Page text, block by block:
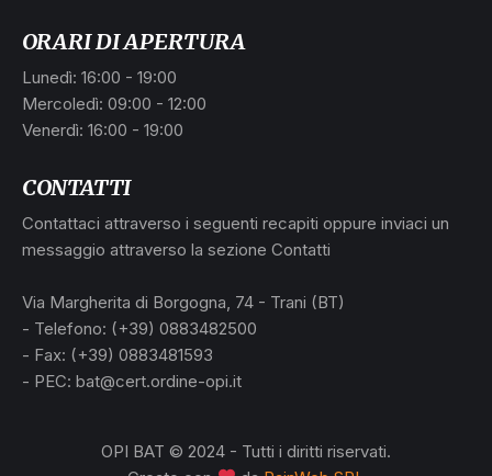
CONTATTI
Contattaci attraverso i seguenti recapiti oppure inviaci un
messaggio attraverso la sezione Contatti
Via Margherita di Borgogna, 74 - Trani (BT)
- Telefono: (+39) 0883482500
- Fax: (+39) 0883481593
- PEC: bat@cert.ordine-opi.it
ORARI DI APERTURA
Lunedì: 16:00 - 19:00
Mercoledì: 09:00 - 12:00
Venerdì: 16:00 - 19:00
OPI BAT © 2024 - Tutti i diritti riservati.